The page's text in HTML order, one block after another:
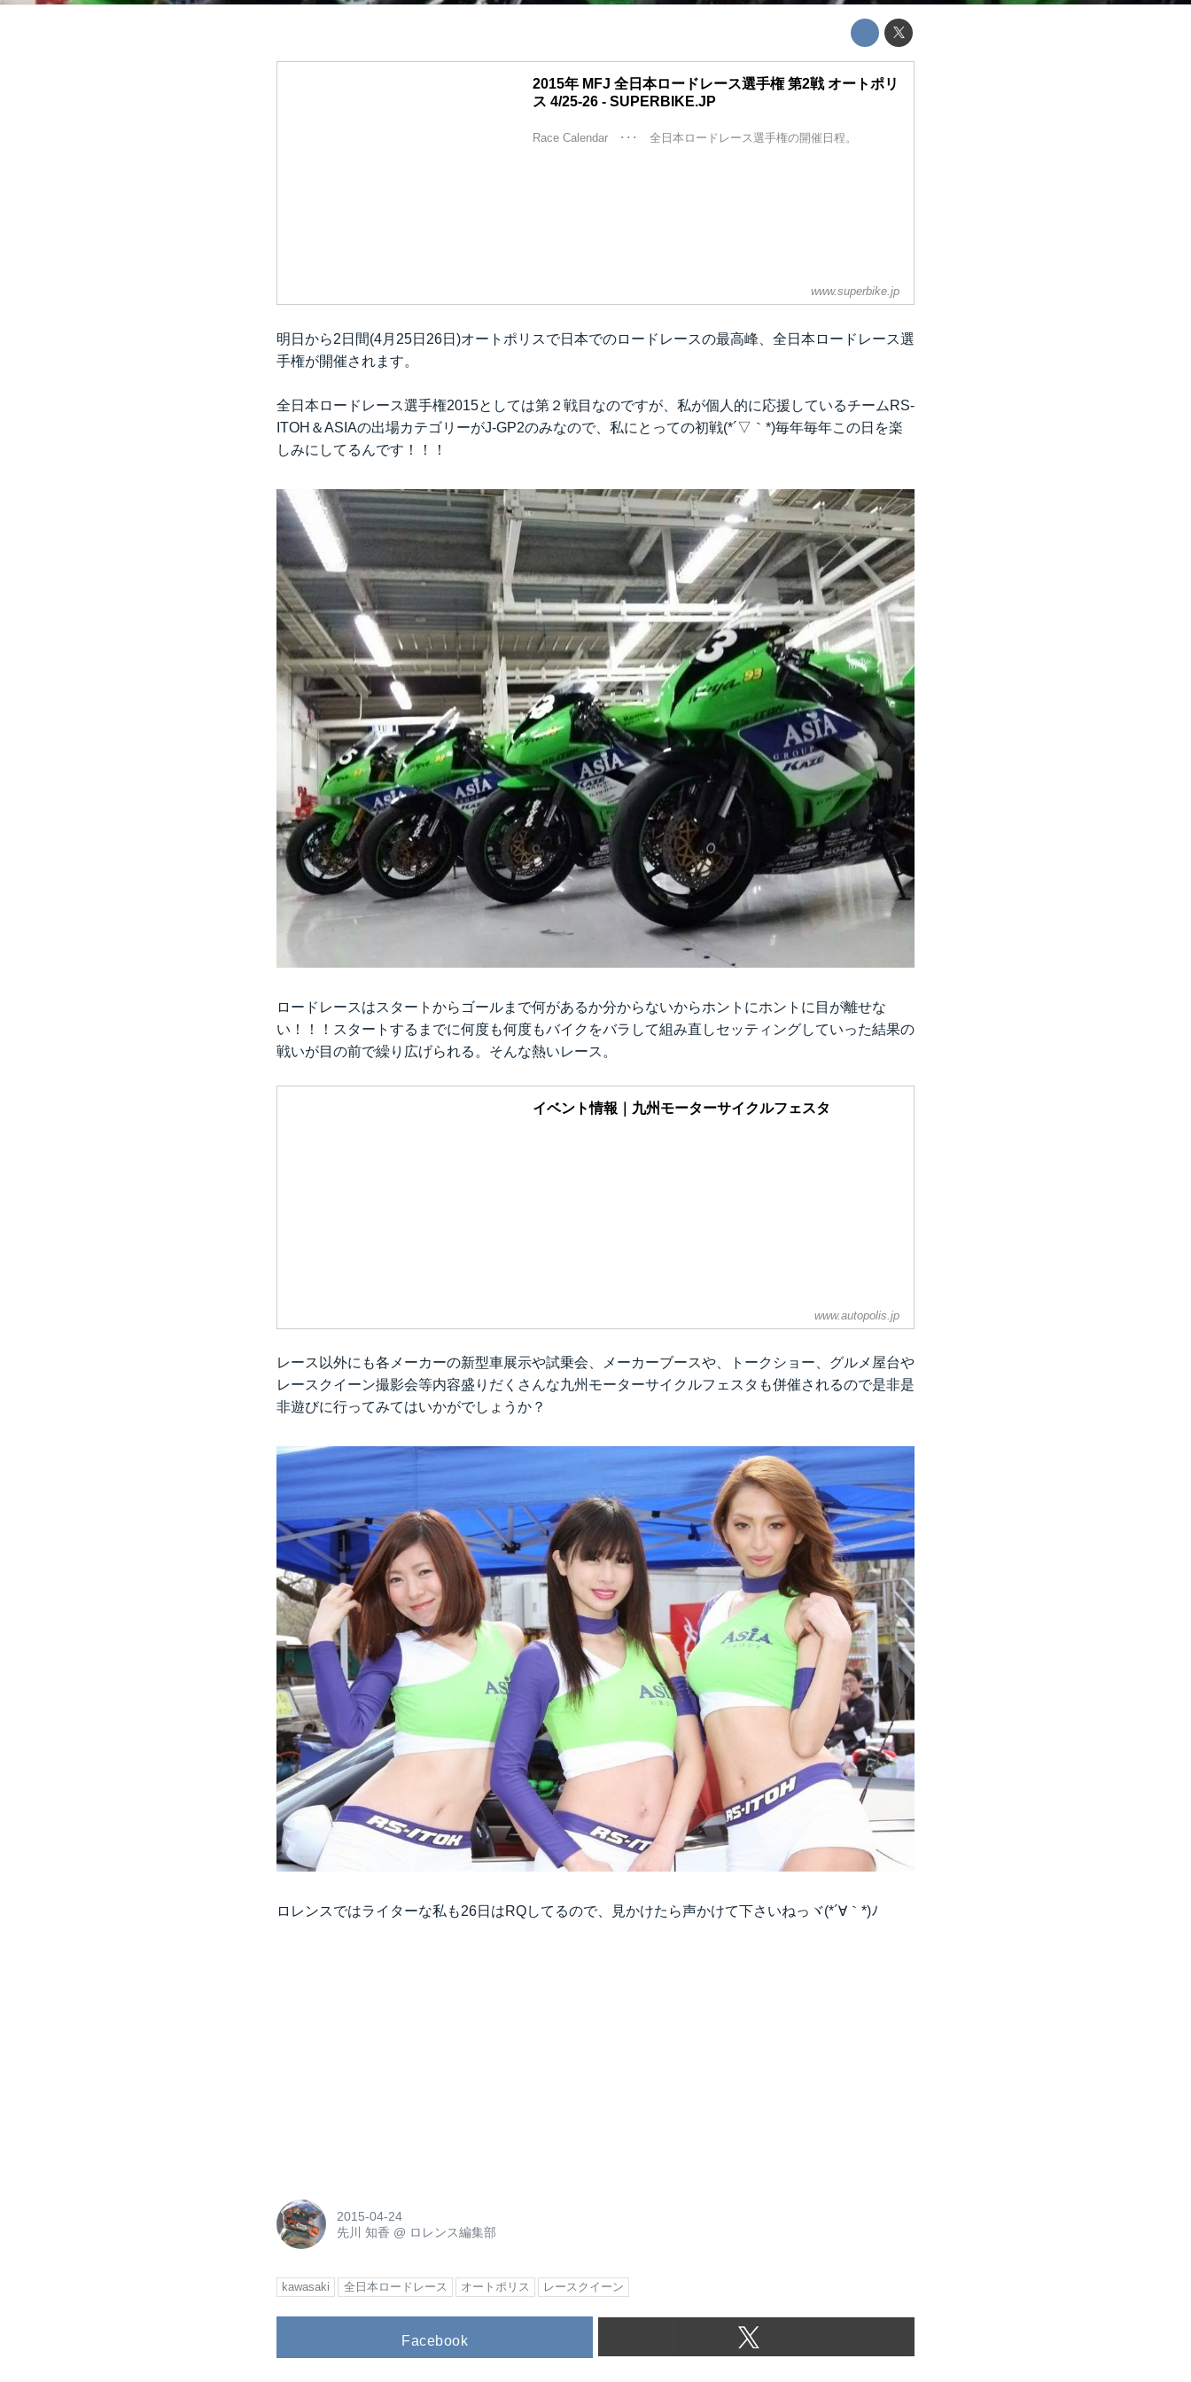
2015年 MFJ 全日本ロードレース選手権 第2戦 オートポリ
ス 4/25-26 - SUPERBIKE.JP
Race Calendar ･･･ 全日本ロードレース選手権の開催日程。
www.superbike.jp
明日から2日間(4月25日26日)オートポリスで日本でのロードレースの最高峰、全日本ロードレース選
手権が開催されます。
全日本ロードレース選手権2015としては第２戦目なのですが、私が個人的に応援しているチーム RS-
ITOH＆ASIAの出場カテゴリーがJ-GP2のみなので、私にとっての初戦(*´▽｀*)毎年毎年この日を楽
しみにしてるんです！！！
ロードレースはスタートからゴールまで何があるか分からないからホントにホントに目が離せな
い！！！スタートするまでに何度も何度もバイクをバラして組み直しセッティングしていった結果の
戦いが目の前で繰り広げられる。そんな熱いレース。
イベント情報｜九州モーターサイクルフェスタ
www.autopolis.jp
レース以外にも各メーカーの新型車展示や試乗会、メーカーブースや、トークショー、グルメ屋台や
レースクイーン撮影会等内容盛りだくさんな九州モーターサイクルフェスタ も併催されるので是非是
非遊びに行ってみてはいかがでしょうか？
ロレンスではライターな私も26日はRQしてるので、見かけたら声かけて下さいねっヾ(*´∀｀*)ﾉ
2015-04-24
先川 知香 @ ロレンス編集部
kawasaki 全日本ロードレース オートポリス レースクイーン
Facebook